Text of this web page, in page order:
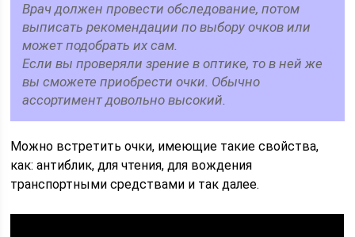
Врач должен провести обследование, потом
выписать рекомендации по выбору очков или
может подобрать их сам.
Если вы проверяли зрение в оптике, то в ней же
вы сможете приобрести очки. Обычно
ассортимент довольно высокий.
Можно встретить очки, имеющие такие свойства,
как: антиблик, для чтения, для вождения
транспортными средствами и так далее.